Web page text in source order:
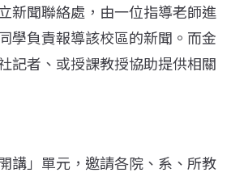
新聞聯絡處，由一位指導老師進
學負責報導該校區的新聞。而金
記者、或授課教授協助提供相關
講」單元，邀請各院、系、所教